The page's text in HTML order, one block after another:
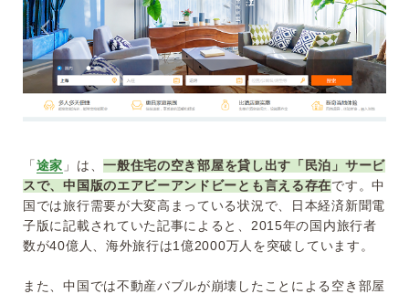
「途家 」は、一般住宅の空き部屋を貸し出す「民泊」サービ
スで、中国版のエアビーアンドビーとも言える存在です。中
国では旅行需要が大変高まっている状況で、日本経済新聞電
子版に記載されていた記事によると、2015年の国内旅行者
数が40億人、海外旅行は1億2000万人を突破しています。
また、中国では不動産バブルが崩壊したことによる空き部屋